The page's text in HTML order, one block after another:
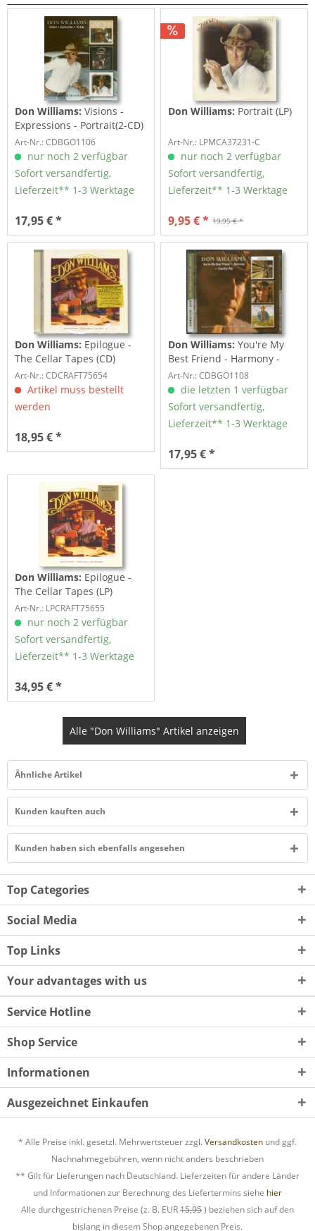
Don Williams:Visions -
Expressions - Portrait(2-CD)
Art-Nr.: CDBGO1106
nur noch 2 verfügbar
Sofort versandfertig,
Lieferzeit** 1-3 Werktage
17,95 € *
Don Williams: Portrait (LP)
Art-Nr.: LPMCA37231-C
nur noch 2 verfügbar
Sofort versandfertig,
Lieferzeit** 1-3 Werktage
19,95 € *
9,95 € *
Don Williams: Epilogue -
The Cellar Tapes (CD)
Art-Nr.: CDCRAFT75654
Artikel muss bestellt
werden
18,95 € *
Don Williams:You're My
Best Friend - Harmony -
Country Boy...
Art-Nr.: CDBGO1108
die letzten 1 verfügbar
Sofort versandfertig,
Lieferzeit** 1-3 Werktage
17,95 € *
Don Williams: Epilogue -
The Cellar Tapes (LP)
Art-Nr.: LPCRAFT75655
nur noch 2 verfügbar
Sofort versandfertig,
Lieferzeit** 1-3 Werktage
34,95 € *
Alle "Don Williams" Artikel anzeigen
Ähnliche Artikel
Kunden kauften auch
Kunden haben sich ebenfalls angesehen
Top Categories
Social Media
Top Links
Your advantages with us
Service Hotline
Shop Service
Informationen
Ausgezeichnet Einkaufen
* Alle Preise inkl. gesetzl. Mehrwertsteuer zzgl. Versandkosten und ggf.
Nachnahmegebühren, wenn nicht anders beschrieben
** Gilt für Lieferungen nach Deutschland. Lieferzeiten für andere Länder
und Informationen zur Berechnung des Liefertermins siehe hier
Alle durchgestrichenen Preise (z. B. EUR15,95) beziehen sich auf den
bislang in diesem Shop angegebenen Preis.